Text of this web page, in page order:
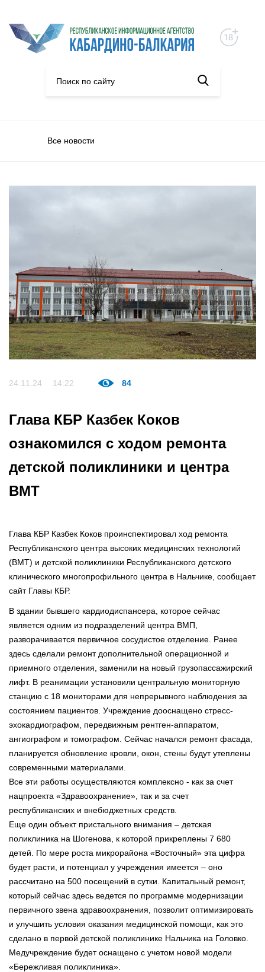
Все новости
24.11.24 14:22 84
Глава КБР Казбек Коков
ознакомился с ходом ремонта
детской поликлиники и центра
ВМТ
Глава КБР Казбек Коков проинспектировал ход ремонта
Республиканского центра высоких медицинских технологий
(ВМТ) и детской поликлиники Республиканского детского
клинического многопрофильного центра в Нальчике, сообщает
сайт Главы КБР.
В здании бывшего кардиодиспансера, которое сейчас
является одним из подразделений центра ВМП,
разворачивается первичное сосудистое отделение. Ранее
здесь сделали ремонт дополнительной операционной и
приемного отделения, заменили на новый грузопассажирский
лифт. В реанимации установили центральную мониторную
станцию с 18 мониторами для непрерывного наблюдения за
состоянием пациентов. Учреждение дооснащено стресс-
эхокардиографом, передвижным рентген-аппаратом,
ангиографом и томографом. Сейчас начался ремонт фасада,
планируется обновление кровли, окон, стены будут утеплены
современными материалами.
Все эти работы осуществляются комплексно - как за счет
нацпроекта «Здравоохранение», так и за счет
республиканских и внебюджетных средств.
Еще один объект пристального внимания – детская
поликлиника на Шогенова, к которой прикреплены 7 680
детей. По мере роста микрорайона «Восточный» эта цифра
будет расти, и потенциал у учреждения имеется – оно
рассчитано на 500 посещений в сутки. Капитальный ремонт,
который сейчас здесь ведется по программе модернизации
первичного звена здравоохранения, позволит оптимизировать
и улучшить условия оказания медицинской помощи, как это
сделано в первой детской поликлинике Нальчика на Головко.
Медучреждение будет оснащено с учетом новой модели
«Бережливая поликлиника».